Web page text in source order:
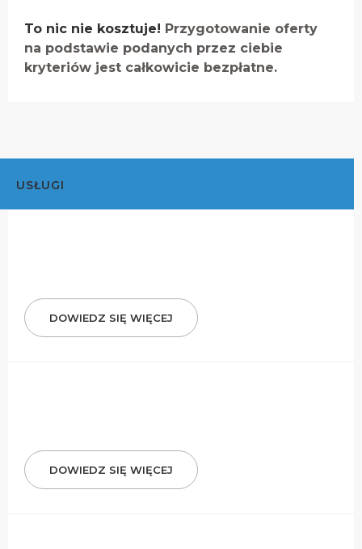
To nic nie kosztuje! Przygotowanie oferty
na podstawie podanych przez ciebie
kryteriów jest całkowicie bezpłatne.
USŁUGI
DOWIEDZ SIĘ WIĘCEJ
DOWIEDZ SIĘ WIĘCEJ